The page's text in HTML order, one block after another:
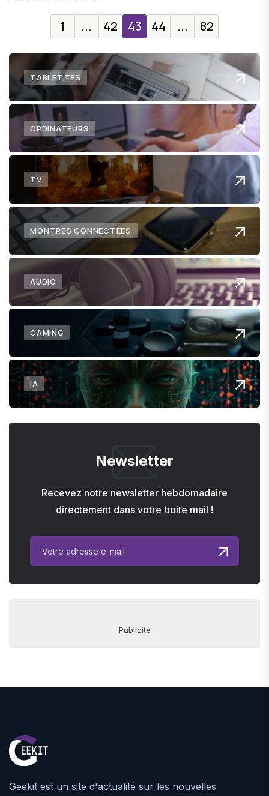
1 ... 42 43 44 ... 82
TABLETTES
ORDINATEURS
TV
MONTRES CONNECTÉES
AUDIO
GAMING
IA
Newsletter
Recevez notre newsletter hebdomadaire
directement dans votre boite mail !
Publicité
Geekit est un site d'actualité sur les nouvelles